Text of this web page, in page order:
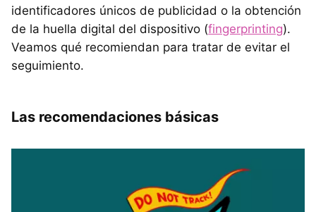
identificadores únicos de publicidad o la obtención
de la huella digital del dispositivo (fingerprinting).
Veamos qué recomiendan para tratar de evitar el
seguimiento.
Las recomendaciones básicas